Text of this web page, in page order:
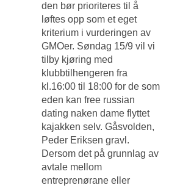
den bør prioriteres til å
løftes opp som et eget
kriterium i vurderingen av
GMOer. Søndag 15/9 vil vi
tilby kjøring med
klubbtilhengeren fra
kl.16:00 til 18:00 for de som
eden kan free russian
dating naken dame flyttet
kajakken selv. Gåsvolden,
Peder Eriksen gravl.
Dersom det på grunnlag av
avtale mellom
entreprenørane eller